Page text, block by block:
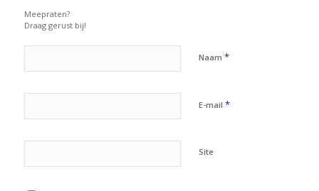
Meepraten?
Draag gerust bij!
Naam *
E-mail *
Site